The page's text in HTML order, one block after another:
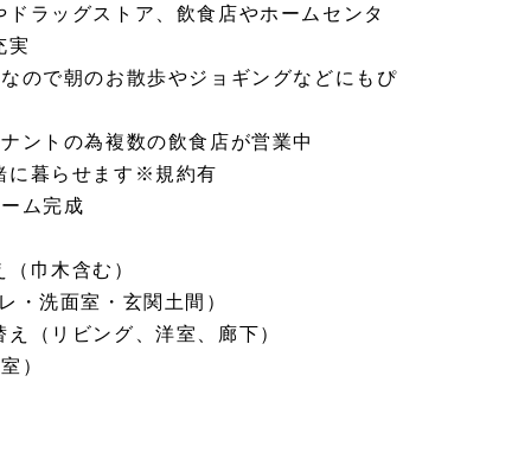
ラッグストア、飲食店やホームセンタ
実
ので朝のお散歩やジョギングなどにもぴ
ントの為複数の飲食店が営業中
に暮らせます※規約有
ム完成
巾木含む）
・洗面室・玄関土間）
（リビング、洋室、廊下）
）